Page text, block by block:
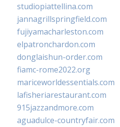
studiopiattellina.com
jannagrillspringfield.com
fujiyamacharleston.com
elpatronchardon.com
donglaishun-order.com
fiamc-rome2022.org
mariceworldessentials.com
lafisheriarestaurant.com
915jazzandmore.com
aguadulce-countryfair.com